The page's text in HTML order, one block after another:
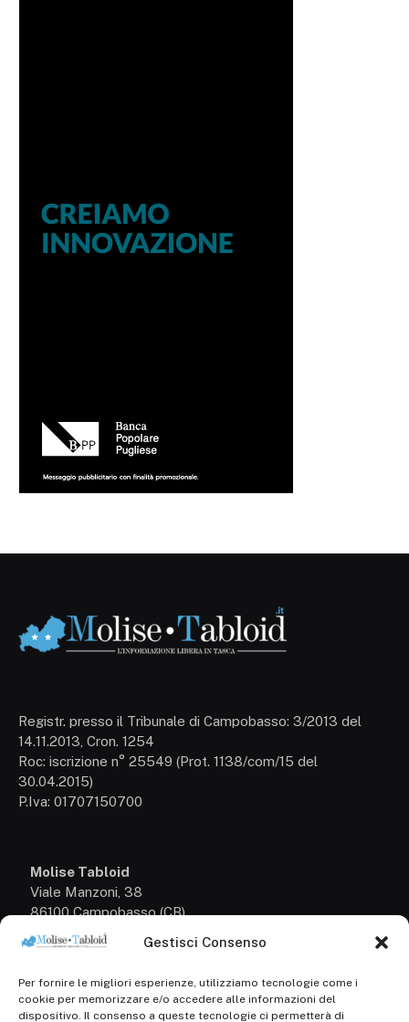
Gestisci Consenso
Per fornire le migliori esperienze, utilizziamo tecnologie come i
cookie per memorizzare e/o accedere alle informazioni del
dispositivo. Il consenso a queste tecnologie ci permetterà di
Registr. presso il Tribunale di Campobasso: 3/2013 del
14.11.2013, Cron. 1254
Roc: iscrizione n° 25549 (Prot. 1138/com/15 del
30.04.2015)
P.Iva: 01707150700
Molise Tabloid
Viale Manzoni, 38
86100 Campobasso (CB)
+39 3333169466
Scrivici a:
info@molisetabloid.it